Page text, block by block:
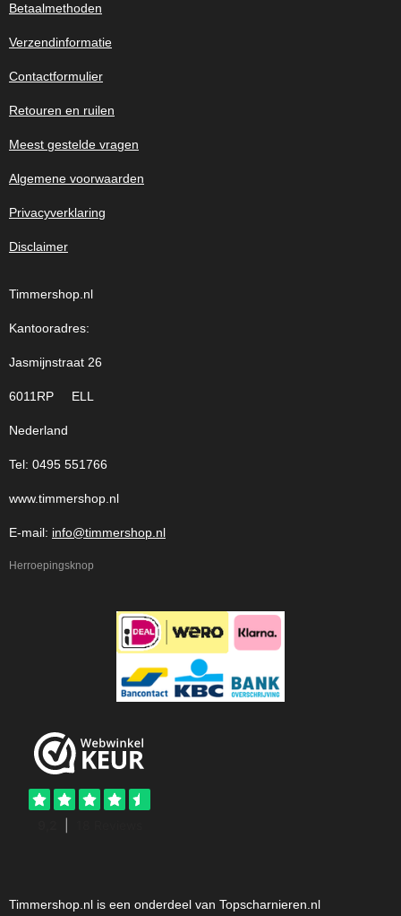
Betaalmethoden
Verzendinformatie
Contactformulier
Retouren en ruilen
Meest gestelde vragen
Algemene voorwaarden
Privacyverklaring
Disclaimer
Timmershop.nl
Kantooradres:
Jasmijnstraat 26
6011RP ELL
Nederland
Tel: 0495 551766
www.timmershop.nl
E-mail: info@timmershop.nl
Herroepingsknop
Timmershop.nl is een onderdeel van Topscharnieren.nl